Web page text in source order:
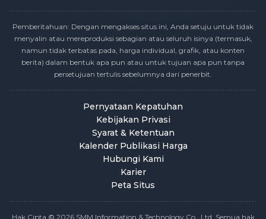
Pemberitahuan: Dengan mengakses situs ini, Anda setuju untuk tidak
menyalin atau mereproduksi sebagian atau seluruh isinya (termasuk,
namun tidak terbatas pada, harga individual, grafik, atau konten
berita) dalam bentuk apa pun atau untuk tujuan apa pun tanpa
persetujuan tertulis sebelumnya dari penerbit.
Pernyataan Kepatuhan
Kebijakan Privasi
Syarat & Ketentuan
Kalender Publikasi Harga
Hubungi Kami
Karier
Peta Situs
Hak Cipta © 2026 SMM Information & Technology Co., Ltd. Semua hak